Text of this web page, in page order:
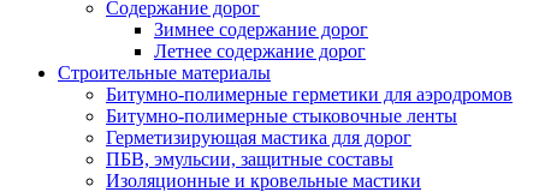
Содержание дорог
Зимнее содержание дорог
Летнее содержание дорог
Строительные материалы
Битумно-полимерные герметики для аэродромов
Битумно-полимерные стыковочные ленты
Герметизирующая мастика для дорог
ПБВ, эмульсии, защитные составы
Изоляционные и кровельные мастики